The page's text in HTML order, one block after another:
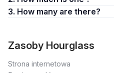
3. How many are there?
Zasoby Hourglass
Strona internetowa